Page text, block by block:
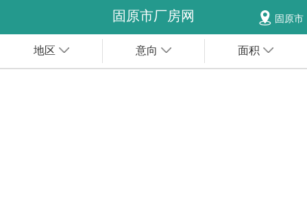
固原市厂房网 固原市
地区 意向 面积